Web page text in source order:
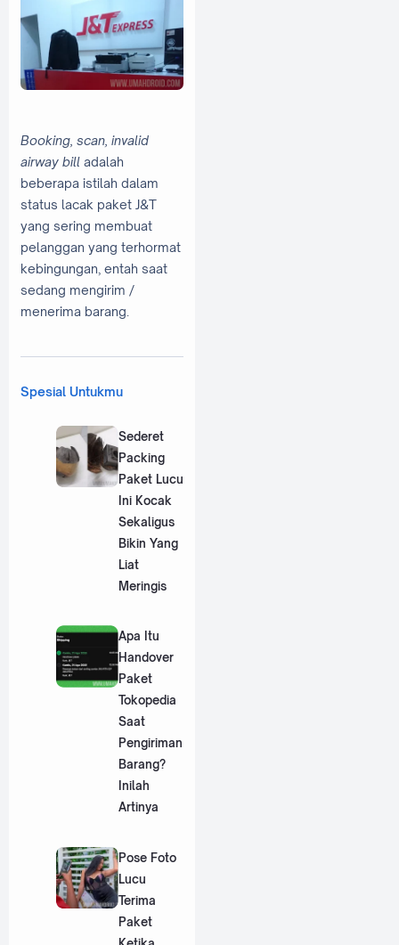
Booking, scan, invalid
airway bill adalah
beberapa istilah dalam
status lacak paket J&T
yang sering membuat
pelanggan yang terhormat
kebingungan, entah saat
sedang mengirim /
menerima barang.
Spesial Untukmu
Sederet
Packing
Paket Lucu
Ini Kocak
Sekaligus
Bikin Yang
Liat
Meringis
Apa Itu
Handover
Paket
Tokopedia
Saat
Pengiriman
Barang?
Inilah
Artinya
Pose Foto
Lucu
Terima
Paket